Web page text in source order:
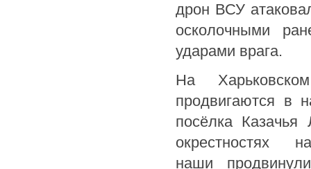
дрон ВСУ
осколочными
ударами врага.
На
продвигаются в
посёлка
окрестностях
наши